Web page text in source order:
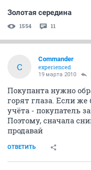
Золотая середина
1554 11
C
Commander
experienced
19 марта 2010
Покупанта нужно
горят глаза. Если же
учёта - покупатель
Поэтому, сначала
продавай
ОТВЕТИТЬ